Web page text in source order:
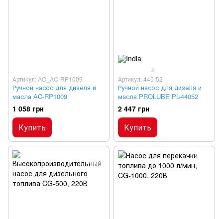
Артикул: AO_AC-RP1009
Ручной насос для дизеля и
масла AC-RP1009
1 058 грн
Купить
2
Артикул: 440-52
Ручной насос для дизеля и
масла PROLUBE PL-44052
2 447 грн
Купить